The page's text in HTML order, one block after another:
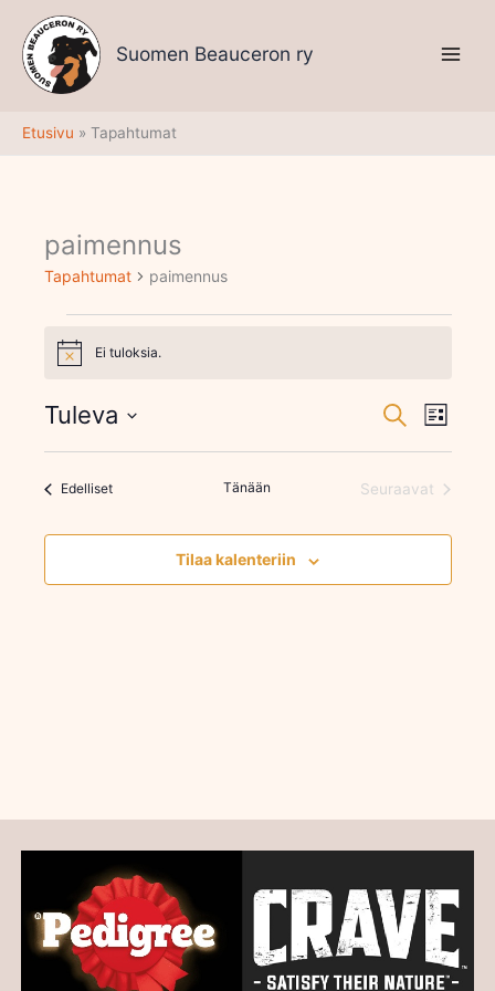
sisältöön
Suomen Beauceron ry
Etusivu Tapahtumat
paimennus
Tapahtumat paimennus
Tapahtumat
NoticeEi tuloksia.
Tapahtumat
Näkymät
Etsi Lista
Tuleva
EdellisetTapahtumat Tänään
Seuraavat
Tilaa kalenteriin